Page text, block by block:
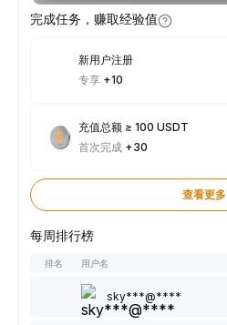
完成任务，赚取经验值
新用户注册
专享 +10
充值总额 ≥ 100 USDT
首次完成 +30
查看更多
每周排行榜
排名 用户名
sky***@****